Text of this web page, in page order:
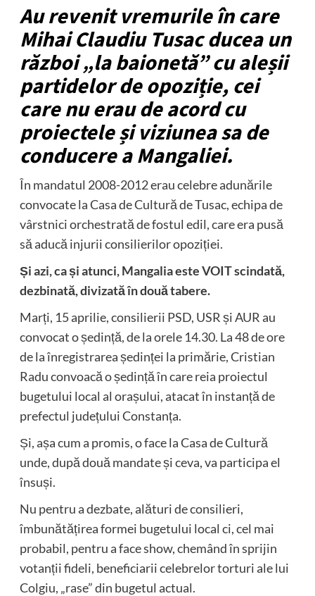
Au revenit vremurile în care
Mihai Claudiu Tusac ducea un
război „la baionetă” cu aleșii
partidelor de opoziție, cei
care nu erau de acord cu
proiectele și viziunea sa de
conducere a Mangaliei.
În mandatul 2008-2012 erau celebre adunările
convocate la Casa de Cultură de Tusac, echipa de
vârstnici orchestrată de fostul edil, care era pusă
să aducă injurii consilierilor opoziției.
Și azi, ca și atunci, Mangalia este VOIT scindată,
dezbinată, divizată în două tabere.
Marți, 15 aprilie, consilierii PSD, USR și AUR au
convocat o ședință, de la orele 14.30. La 48 de ore
de la înregistrarea ședinței la primărie, Cristian
Radu convoacă o ședință în care reia proiectul
bugetului local al orașului, atacat în instanță de
prefectul județului Constanța.
Și, așa cum a promis, o face la Casa de Cultură
unde, după două mandate și ceva, va participa el
însuși.
Nu pentru a dezbate, alături de consilieri,
îmbunătățirea formei bugetului local ci, cel mai
probabil, pentru a face show, chemând în sprijin
votanții fideli, beneficiarii celebrelor torturi ale lui
Colgiu, „rase” din bugetul actual.